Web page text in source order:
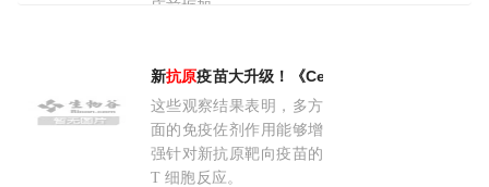
床前框架。
新抗原疫苗大升级！《Cell》结合多种佐剂和免
这些观察结果表明，多方
面的免疫佐剂作用能够增
强针对新抗原靶向疫苗的
T 细胞反应。